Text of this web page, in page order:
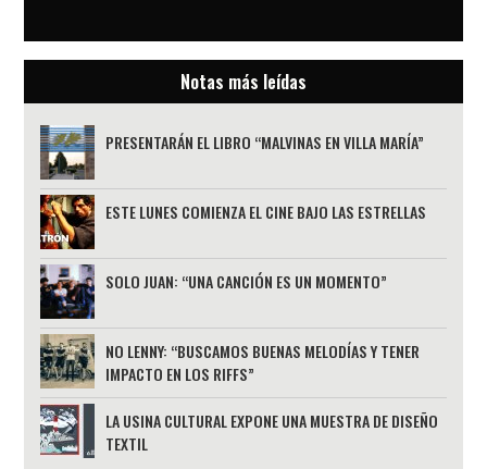
Notas más leídas
PRESENTARÁN EL LIBRO “MALVINAS EN VILLA MARÍA”
ESTE LUNES COMIENZA EL CINE BAJO LAS ESTRELLAS
SOLO JUAN: “UNA CANCIÓN ES UN MOMENTO”
NO LENNY: “BUSCAMOS BUENAS MELODÍAS Y TENER
IMPACTO EN LOS RIFFS”
LA USINA CULTURAL EXPONE UNA MUESTRA DE DISEÑO
TEXTIL